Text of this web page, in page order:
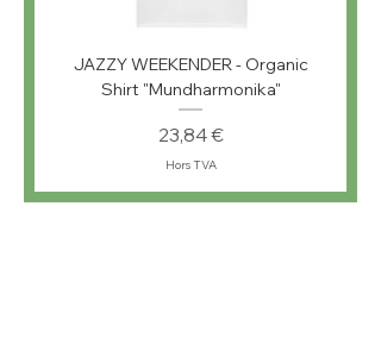
JAZZY WEEKENDER - Organic
Shirt "Mundharmonika"
Prix
23,84 €
Hors TVA